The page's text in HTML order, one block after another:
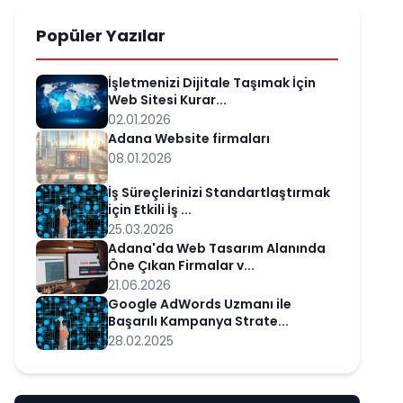
Popüler Yazılar
İşletmenizi Dijitale Taşımak İçin
Web Sitesi Kurar...
02.01.2026
Adana Website firmaları
08.01.2026
İş Süreçlerinizi Standartlaştırmak
için Etkili İş ...
25.03.2026
Adana'da Web Tasarım Alanında
Öne Çıkan Firmalar v...
21.06.2026
Google AdWords Uzmanı ile
Başarılı Kampanya Strate...
28.02.2025